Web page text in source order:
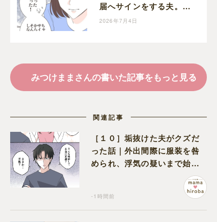
届へサインをする夫。見
下した態度にちくりと棘
2026年7月4日
みつけままさんの書いた記事をもっと見る
関連記事
［１０］垢抜けた夫がクズだ
った話｜外出間際に服装を咎
められ、浮気の疑いまで始め
-1時間前